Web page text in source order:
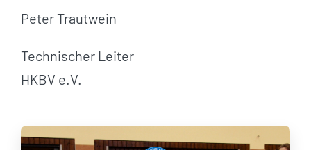
Peter Trautwein
Technischer Leiter
HKBV e.V.